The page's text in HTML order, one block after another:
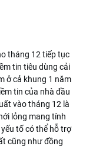
tháng 12 tiếp tục
tin tiêu dùng cải
ở cả khung 1 năm
tin của nhà đầu
vào tháng 12 là
lỏng mang tính
tố có thể hỗ trợ
cũng như đồng